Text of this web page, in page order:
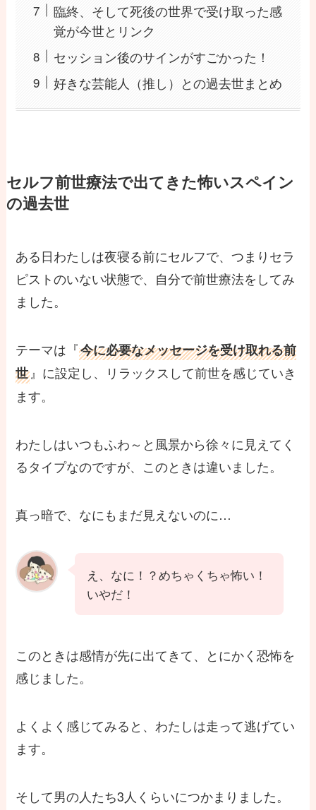
臨終、そして死後の世界で受け取った感
覚が今世とリンク
セッション後のサインがすごかった！
好きな芸能人（推し）との過去世まとめ
セルフ前世療法で出てきた怖いスペイン
の過去世
ある日わたしは夜寝る前にセルフで、つまりセラ
ピストのいない状態で、自分で前世療法をしてみ
ました。
テーマは『今に必要なメッセージを受け取れる前
世 』に設定し、リラックスして前世を感じていき
ます。
わたしはいつもふわ～と風景から徐々に見えてく
るタイプなのですが、このときは違いました。
真っ暗で、なにもまだ見えないのに…
え、なに！？めちゃくちゃ怖い！
いやだ！
このときは感情が先に出てきて、とにかく恐怖を
感じました。
よくよく感じてみると、わたしは走って逃げてい
ます。
そして男の人たち3人くらいにつかまりました。